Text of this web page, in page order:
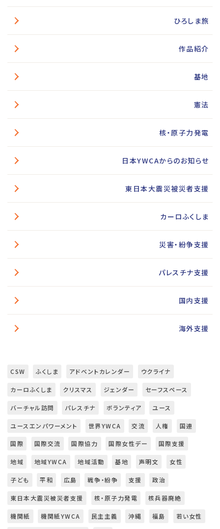
ひろしま旅
作品紹介
基地
憲法
核・原子力発電
日本YWCAからのお知らせ
東日本大震災被災者支援
カーロふくしま
災害・紛争支援
パレスチナ支援
国内支援
海外支援
CSW ふくしま アドベントカレンダー ウクライナ
カーロふくしま クリスマス ジェンダー セーフスペース
バーチャル訪問 パレスチナ ボランティア ユース
ユースエンパワーメント 世界YWCA 交流 人権 国連
国際 国際交流 国際協力 国際女性デー 国際支援
地域 地域YWCA 地域活動 基地 声明文 女性
子ども 平和 広島 戦争・紛争 支援 政治
東日本大震災被災者支援 核・原子力発電 核兵器廃絶
機関紙 機関紙YWCA 民主主義 沖縄 福島 若い女性